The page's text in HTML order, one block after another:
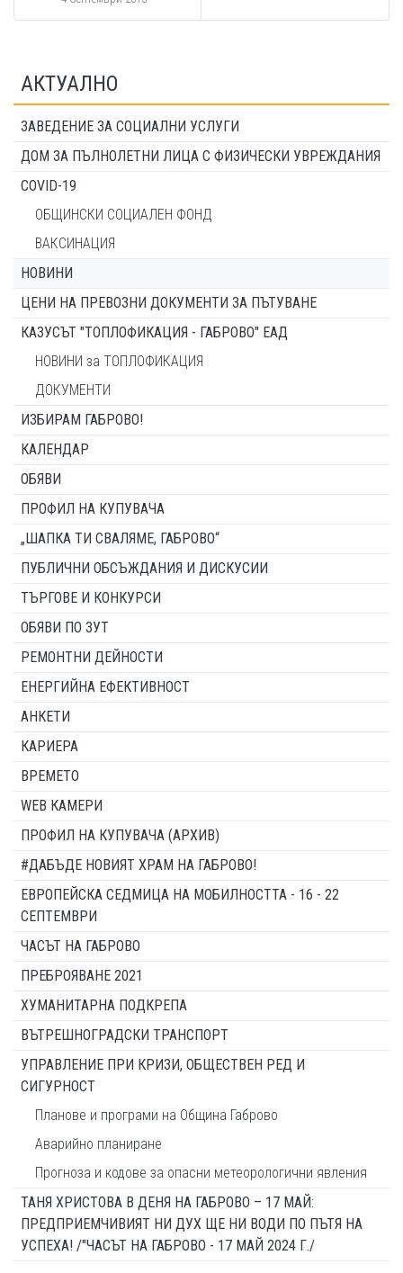
АКТУАЛНО
ЗАВЕДЕНИЕ ЗА СОЦИАЛНИ УСЛУГИ
ДОМ ЗА ПЪЛНОЛЕТНИ ЛИЦА С ФИЗИЧЕСКИ УВРЕЖДАНИЯ
COVID-19
ОБЩИНСКИ СОЦИАЛЕН ФОНД
ВАКСИНАЦИЯ
НОВИНИ
ЦЕНИ НА ПРЕВОЗНИ ДОКУМЕНТИ ЗА ПЪТУВАНЕ
КАЗУСЪТ "ТОПЛОФИКАЦИЯ - ГАБРОВО" ЕАД
НОВИНИ за ТОПЛОФИКАЦИЯ
ДОКУМЕНТИ
ИЗБИРАМ ГАБРОВО!
КАЛЕНДАР
ОБЯВИ
ПРОФИЛ НА КУПУВАЧА
„ШАПКА ТИ СВАЛЯМЕ, ГАБРОВО“
ПУБЛИЧНИ ОБСЪЖДАНИЯ И ДИСКУСИИ
ТЪРГОВЕ И КОНКУРСИ
ОБЯВИ ПО ЗУТ
РЕМОНТНИ ДЕЙНОСТИ
ЕНЕРГИЙНА ЕФЕКТИВНОСТ
АНКЕТИ
КАРИЕРА
ВРЕМЕТО
WEB КАМЕРИ
ПРОФИЛ НА КУПУВАЧА (АРХИВ)
#ДАБЪДЕ НОВИЯТ ХРАМ НА ГАБРОВО!
ЕВРОПЕЙСКА СЕДМИЦА НА МОБИЛНОСТТА - 16 - 22
СЕПТЕМВРИ
ЧАСЪТ НА ГАБРОВО
ПРЕБРОЯВАНЕ 2021
ХУМАНИТАРНА ПОДКРЕПА
ВЪТРЕШНОГРАДСКИ ТРАНСПОРТ
УПРАВЛЕНИЕ ПРИ КРИЗИ, ОБЩЕСТВЕН РЕД И
СИГУРНОСТ
Планове и програми на Община Габрово
Аварийно планиране
Прогноза и кодове за опасни метеорологични явления
ТАНЯ ХРИСТОВА В ДЕНЯ НА ГАБРОВО – 17 МАЙ:
ПРЕДПРИЕМЧИВИЯТ НИ ДУХ ЩЕ НИ ВОДИ ПО ПЪТЯ НА
УСПЕХА! /"ЧАСЪТ НА ГАБРОВО - 17 МАЙ 2024 Г./